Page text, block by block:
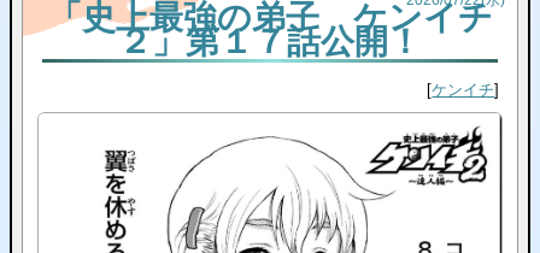
「史上最強の弟子 ケンイチ
２」第１７話公開！
ケンイチ